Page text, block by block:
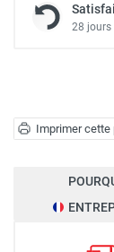
Imprimer cette
28 jours